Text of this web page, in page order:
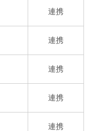
連携
連携
連携
連携
連携